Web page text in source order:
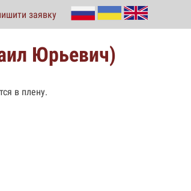
заявку
Юрьевич)
в плену.